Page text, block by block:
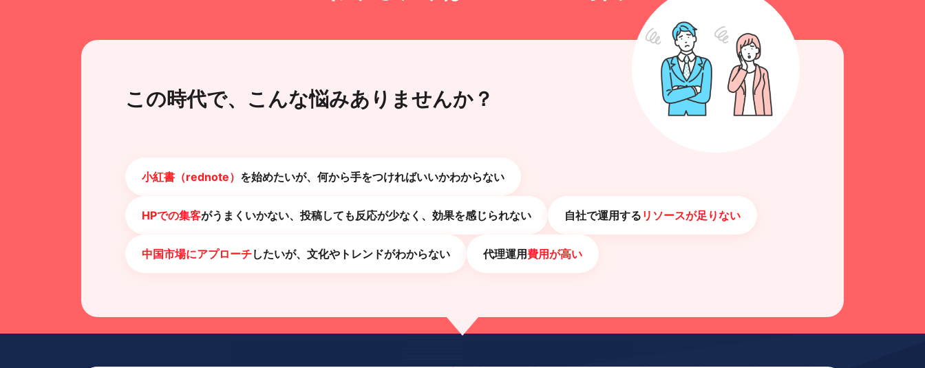
この時代で、こんな悩みありませんか？
小紅書（rednote） を始めたいが、何から手をつければいいかわからない
HPでの集客がうまくいかない、投稿しても反応が少なく、効果を感じられない 自社で運用する リソースが足りない
中国市場にアプローチしたいが、文化やトレンドがわからない 代理運用費用が高い